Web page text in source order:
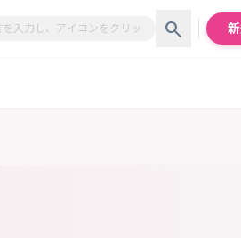
search